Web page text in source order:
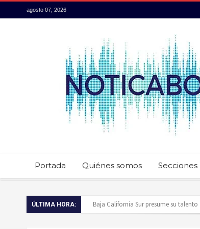
agosto 07, 2026
Portada Quiénes somos Secciones
ÚLTIMA HORA:
Baja California Sur presume su talento